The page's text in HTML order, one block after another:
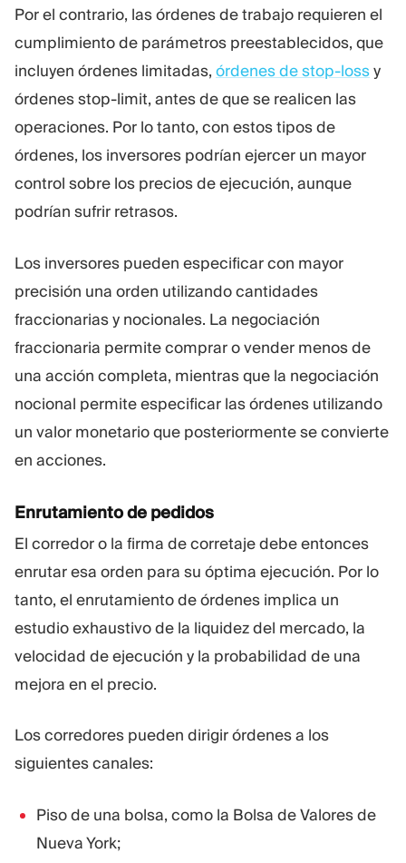
Por el contrario, las órdenes de trabajo requieren el
cumplimiento de parámetros preestablecidos, que
incluyen órdenes limitadas, órdenes de stop-lossy
órdenes stop-limit, antes de que se realicen las
operaciones. Por lo tanto, con estos tipos de
órdenes, los inversores podrían ejercer un mayor
control sobre los precios de ejecución, aunque
podrían sufrir retrasos.
Los inversores pueden especificar con mayor
precisión una orden utilizando cantidades
fraccionarias y nocionales. La negociación
fraccionaria permite comprar o vender menos de
una acción completa, mientras que la negociación
nocional permite especificar las órdenes utilizando
un valor monetario que posteriormente se convierte
en acciones.
Enrutamiento de pedidos
El corredor o la firma de corretaje debe entonces
enrutar esa orden para su óptima ejecución. Por lo
tanto, el enrutamiento de órdenes implica un
estudio exhaustivo de la liquidez del mercado, la
velocidad de ejecución y la probabilidad de una
mejora en el precio.
Los corredores pueden dirigir órdenes a los
siguientes canales:
Piso de una bolsa, como la Bolsa de Valores de
Nueva York;